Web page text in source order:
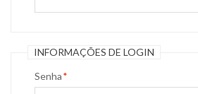
INFORMAÇÕES DE LOGIN
*
Senha